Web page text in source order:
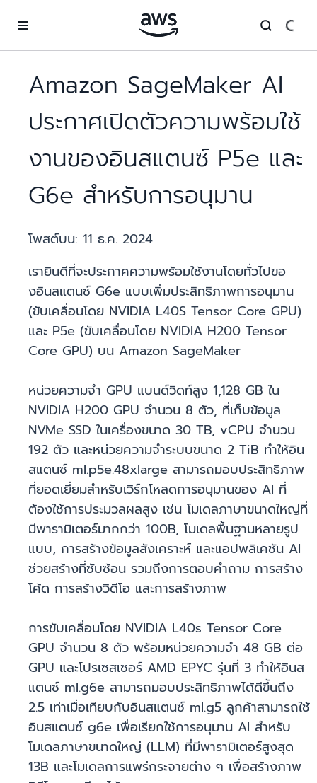
Amazon SageMaker AI
ประกาศเปิดตัวความพร้อมใช้
งานของอินสแตนซ์ P5e และ
G6e สำหรับการอนุมาน
โพสต์บน: 11 ธ.ค. 2024
เรายินดีที่จะประกาศความพร้อมใช้งานโดยทั่วไปขอ
งอินสแตนซ์ G6e แบบเพิ่มประสิทธิภาพการอนุมาน
(ขับเคลื่อนโดย NVIDIA L40S Tensor Core GPU)
และ P5e (ขับเคลื่อนโดย NVIDIA H200 Tensor
Core GPU) บน Amazon SageMaker
หน่วยความจำ GPU แบนด์วิดท์สูง 1,128 GB ใน
NVIDIA H200 GPU จำนวน 8 ตัว, ที่เก็บข้อมูล
NVMe SSD ในเครื่องขนาด 30 TB, vCPU จำนวน
192 ตัว และหน่วยความจำระบบขนาด 2 TiB ทำให้อิน
สแตนซ์ ml.p5e.48xlarge สามารถมอบประสิทธิภาพ
ที่ยอดเยี่ยมสำหรับเวิร์กโหลดการอนุมานของ AI ที่
ต้องใช้การประมวลผลสูง เช่น โมเดลภาษาขนาดใหญ่ที่
มีพารามิเตอร์มากกว่า 100B, โมเดลพื้นฐานหลายรูป
แบบ, การสร้างข้อมูลสังเคราะห์ และแอปพลิเคชัน AI
ช่วยสร้างที่ซับซ้อน รวมถึงการตอบคำถาม การสร้าง
โค้ด การสร้างวิดีโอ และการสร้างภาพ
การขับเคลื่อนโดย NVIDIA L40s Tensor Core
GPU จำนวน 8 ตัว พร้อมหน่วยความจำ 48 GB ต่อ
GPU และโปรเซสเซอร์ AMD EPYC รุ่นที่ 3 ทำให้อินส
แตนซ์ ml.g6e สามารถมอบประสิทธิภาพได้ดีขึ้นถึง
2.5 เท่าเมื่อเทียบกับอินสแตนซ์ ml.g5 ลูกค้าสามารถใช้
อินสแตนซ์ g6e เพื่อเรียกใช้การอนุมาน AI สำหรับ
โมเดลภาษาขนาดใหญ่ (LLM) ที่มีพารามิเตอร์สูงสุด
13B และโมเดลการแพร่กระจายต่าง ๆ เพื่อสร้างภาพ